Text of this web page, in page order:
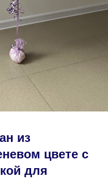
из
цвете с
для